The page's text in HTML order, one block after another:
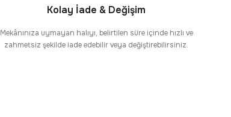
Kolay İade & Değişim
Mekânınıza uymayan halıyı, belirtilen süre içinde hızlı ve
zahmetsiz şekilde iade edebilir veya değiştirebilirsiniz.